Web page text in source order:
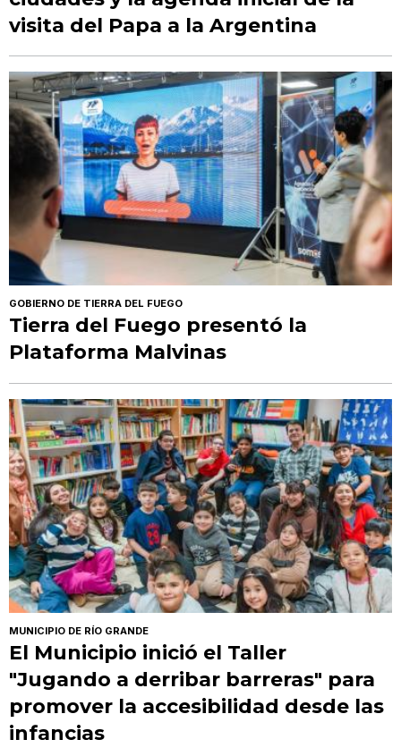
visita del Papa a la Argentina
GOBIERNO DE TIERRA DEL FUEGO
Tierra del Fuego presentó la
Plataforma Malvinas
MUNICIPIO DE RÍO GRANDE
El Municipio inició el Taller
"Jugando a derribar barreras" para
promover la accesibilidad desde las
infancias